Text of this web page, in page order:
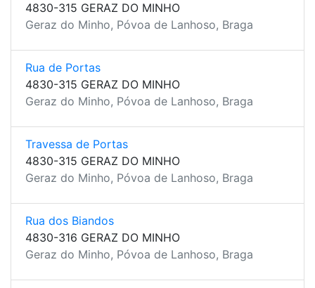
4830-315 GERAZ DO MINHO
Geraz do Minho, Póvoa de Lanhoso, Braga
Rua de Portas
4830-315 GERAZ DO MINHO
Geraz do Minho, Póvoa de Lanhoso, Braga
Travessa de Portas
4830-315 GERAZ DO MINHO
Geraz do Minho, Póvoa de Lanhoso, Braga
Rua dos Biandos
4830-316 GERAZ DO MINHO
Geraz do Minho, Póvoa de Lanhoso, Braga